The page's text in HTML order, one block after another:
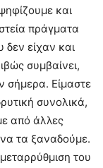
και
πράγματα
δεν είχαν και
συμβαίνει,
σήμερα. Είμαστε
συνολικά,
από άλλες
τα ξαναδούμε.
του